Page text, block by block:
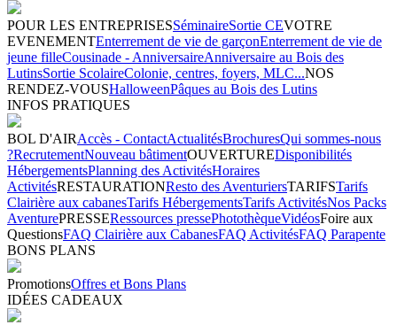
POUR LES ENTREPRISESSéminaireSortie CEVOTRE
EVENEMENTEnterrement de vie de garçonEnterrement de vie de
jeune filleCousinade - AnniversaireAnniversaire au Bois des
LutinsSortie ScolaireColonie, centres, foyers, MLC...NOS
RENDEZ-VOUSHalloweenPâques au Bois des Lutins
INFOS PRATIQUES
BOL D'AIRAccès - ContactActualitésBrochuresQui sommes-nous
?RecrutementNouveau bâtimentOUVERTUREDisponibilités
HébergementsPlanning des ActivitésHoraires
ActivitésRESTAURATIONResto des AventuriersTARIFSTarifs
Clairière aux cabanesTarifs HébergementsTarifs ActivitésNos Packs
AventurePRESSERessources pressePhotothèqueVidéosFoire aux
QuestionsFAQ Clairière aux CabanesFAQ ActivitésFAQ Parapente
BONS PLANS
PromotionsOffres et Bons Plans
IDÉES CADEAUX